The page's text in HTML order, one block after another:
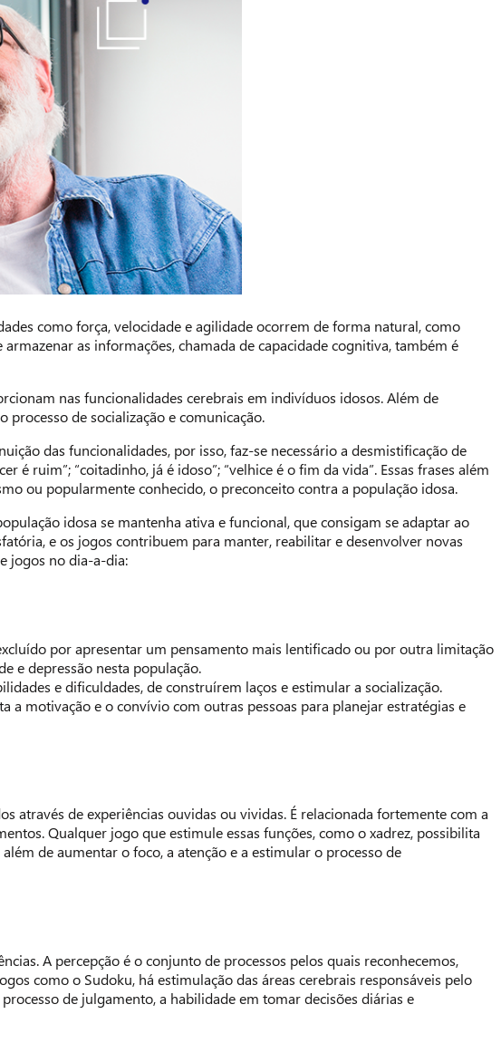
como força, velocidade e agilidade ocorrem de forma natural, como
as informações, chamada de capacidade cognitiva, também é
nas funcionalidades cerebrais em indivíduos idosos. Além de
de socialização e comunicação.
das funcionalidades, por isso, faz-se necessário a desmistificação de
ruim”; “coitadinho, já é idoso”; “velhice é o fim da vida”. Essas frases além
ou popularmente conhecido, o preconceito contra a população idosa.
idosa se mantenha ativa e funcional, que consigam se adaptar ao
e os jogos contribuem para manter, reabilitar e desenvolver novas
jogos no dia-a-dia:
por apresentar um pensamento mais lentificado ou por outra limitação
e depressão nesta população.
e dificuldades, de construírem laços e estimular a socialização.
a motivação e o convívio com outras pessoas para planejar estratégias e
através de experiências ouvidas ou vividas. É relacionada fortemente com a
Qualquer jogo que estimule essas funções, como o xadrez, possibilita
de aumentar o foco, a atenção e a estimular o processo de
A percepção é o conjunto de processos pelos quais reconhecemos,
como o Sudoku, há estimulação das áreas cerebrais responsáveis pelo
de julgamento, a habilidade em tomar decisões diárias e